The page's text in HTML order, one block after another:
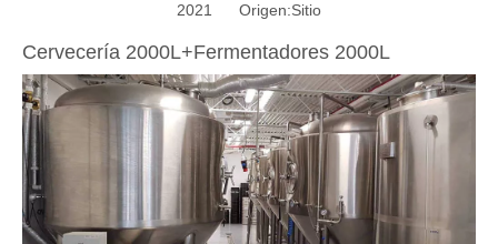
2021 Origen:Sitio
Cervecería 2000L+Fermentadores 2000L